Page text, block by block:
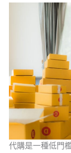
代購是一種低門